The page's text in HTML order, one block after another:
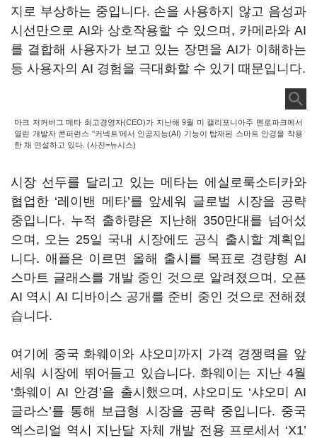
지로 부상하는 중입니다. 손을 사용하지 않고 음성과
시선만으로 AI와 상호작용할 수 있으며, 카메라와 AI
를 결합해 사용자가 보고 있는 장면을 AI가 이해하는
등 사용자의 AI 경험을 극대화할 수 있기 때문입니다.
마크 저커버그 메타 최고경영자(CEO)가 지난해 9월 미 캘리포니아주 멘로파크에서
열린 개발자 콘퍼런스 '‘커넥트’에서 인공지능(AI) 기능이 탑재된 스마트 안경을 착용
한 채 연설하고 있다. (사진=뉴시스)
시장 선두를 달리고 있는 메타는 에실로룩소티카와
협업한 ‘레이밴 메타’를 앞세워 글로벌 시장을 공략
중입니다. 누적 출하량은 지난해 350만대를 넘어섰
으며, 오는 25일 국내 시장에도 공식 출시할 계획입
니다. 애플은 이르면 올해 출시를 목표로 경량형 AI
스마트 글래스를 개발 중인 것으로 알려졌으며, 오픈
AI 역시 AI 디바이스 공개를 준비 중인 것으로 전해졌
습니다.
여기에 중국 화웨이와 샤오미까지 가격 경쟁력을 앞
세워 시장에 뛰어들고 있습니다. 화웨이는 지난 4월
‘화웨이 AI 안경’을 출시했으며, 샤오미도 ‘샤오미 AI
글라스’를 통해 보급형 시장을 공략 중입니다. 중국
엑스리얼 역시 지난달 자체 개발 전용 프로세서 ‘X1’